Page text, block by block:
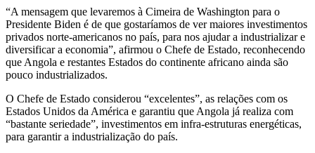
“A mensagem que levaremos à Cimeira de Washington para o
Presidente Biden é de que gostaríamos de ver maiores investimentos
privados norte-americanos no país, para nos ajudar a industrializar e
diversificar a economia”, afirmou o Chefe de Estado, reconhecendo
que Angola e restantes Estados do continente africano ainda são
pouco industrializados.
O Chefe de Estado considerou “excelentes”, as relações com os
Estados Unidos da América e garantiu que Angola já realiza com
“bastante seriedade”, investimentos em infra-estruturas energéticas,
para garantir a industrialização do país.